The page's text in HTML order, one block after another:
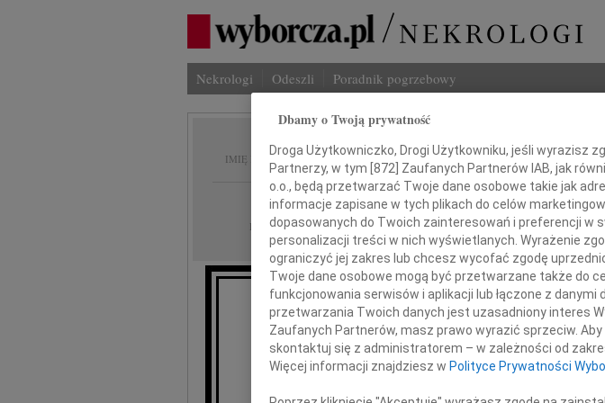
Nekrologi Odeszli Poradnik pogrzebowy
IMIĘ I NAZWISKO: Alicja Świeżyńska
REGION: Warszawa
DATA EMISJI: 29.05.2026
Z żalem zawiadamiamy,
że w dniu 24 maja 2026 roku odeszła
Dbamy o Twoją prywatność
Droga Użytkowniczko, Drogi Użytkowniku, jeśli wyrazisz
Partnerzy, w tym [872] Zaufanych Partnerów IAB, jak
o.o., będą przetwarzać Twoje dane osobowe takie jak
informacje zapisane w tych plikach do celów
dopasowanych do Twoich zainteresowań i preferencji w
personalizacji treści w nich wyświetlanych. Wyrażenie
ograniczyć jej zakres lub chcesz wycofać zgodę
Twoje dane osobowe mogą być przetwarzane także do
funkcjonowania serwisów i aplikacji lub łączone z
przetwarzania Twoich danych jest uzasadniony interes
Zaufanych Partnerów, masz prawo wyrazić sprzeciw.
skontaktuj się z administratorem – w zależności od
Więcej informacji znajdziesz w Polityce Prywatności